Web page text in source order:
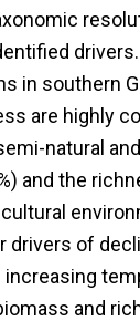
in southern
are highly
natural
and the
drivers of
and